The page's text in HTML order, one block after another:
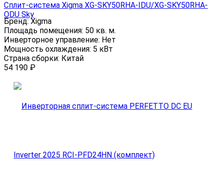
Сплит-система Xigma XG-SKY50RHA-IDU/XG-SKY50RHA-
ODU Sky
Бренд: Xigma
Площадь помещения: 50 кв. м.
Инверторное управление: Нет
Мощность охлаждения: 5 кВт
Страна сборки: Китай
54 190 ₽